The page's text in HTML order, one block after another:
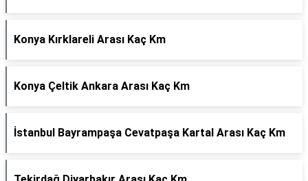
Konya Kırklareli Arası Kaç Km
Konya Çeltik Ankara Arası Kaç Km
İstanbul Bayrampaşa Cevatpaşa Kartal Arası Kaç Km